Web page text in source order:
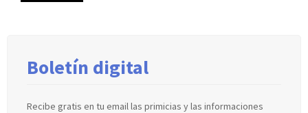
Boletín digital
Recibe gratis en tu email las primicias y las informaciones